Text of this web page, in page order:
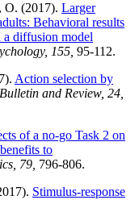
O. (2017). Larger
Behavioral results
a diffusion model
155, 95-112.
Action selection by
and Review, 24,
of a no-go Task 2 on
to
79, 796-806.
Stimulus-response